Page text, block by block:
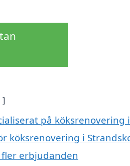
på
köksrenovering i
erbjudanden